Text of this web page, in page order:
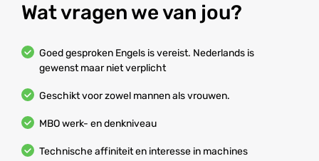
Wat vragen we van jou?
Goed gesproken Engels is vereist. Nederlands is
gewenst maar niet verplicht
Geschikt voor zowel mannen als vrouwen.
MBO werk- en denkniveau
Technische affiniteit en interesse in machines